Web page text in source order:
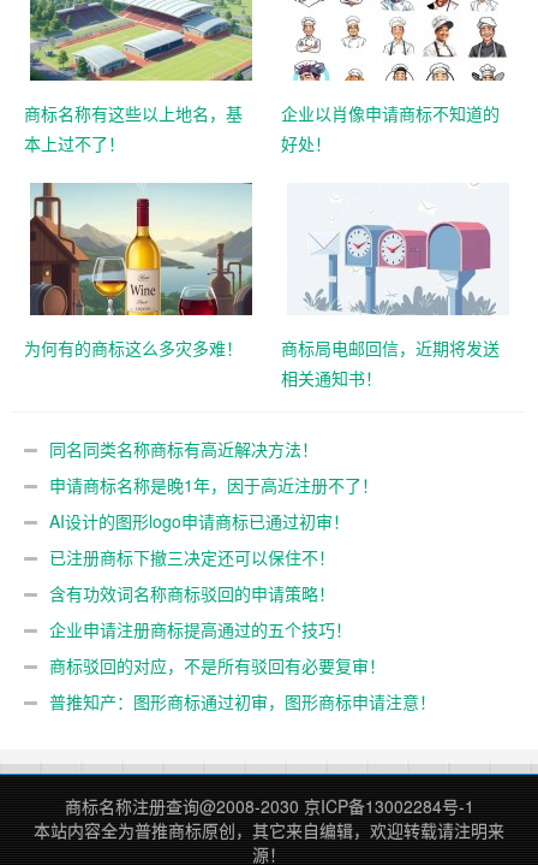
商标名称有这些以上地名，基
本上过不了！
企业以肖像申请商标不知道的
好处！
为何有的商标这么多灾多难！
商标局电邮回信，近期将发送
相关通知书！
同名同类名称商标有高近解决方法！
申请商标名称是晚1年，因于高近注册不了！
AI设计的图形logo申请商标已通过初审！
已注册商标下撤三决定还可以保住不！
含有功效词名称商标驳回的申请策略！
企业申请注册商标提高通过的五个技巧！
商标驳回的对应，不是所有驳回有必要复审！
普推知产：图形商标通过初审，图形商标申请注意！
商标名称注册查询@2008-2030 京ICP备13002284号-1
本站内容全为普推商标原创，其它来自编辑，欢迎转载请注明来
源！